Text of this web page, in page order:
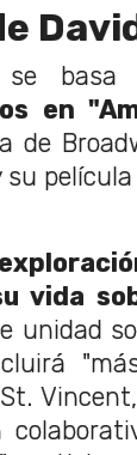
basa
en
de
vida
unidad